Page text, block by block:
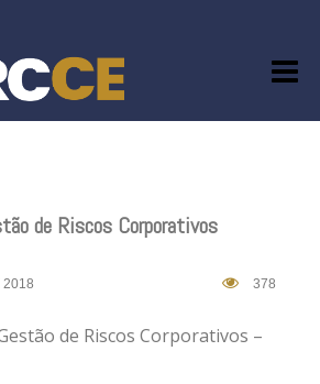
de Riscos Corporativos
2018 378
de Riscos Corporativos –